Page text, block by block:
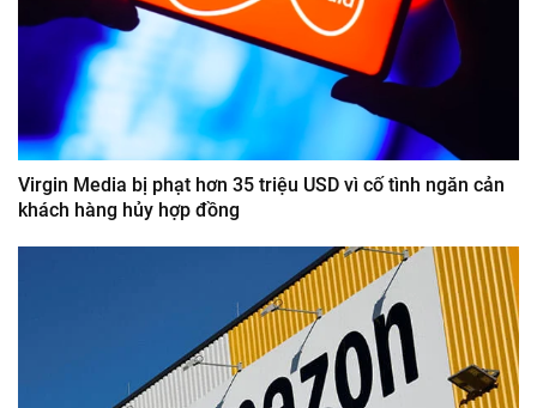
Virgin Media bị phạt hơn 35 triệu USD vì cố tình ngăn cản
khách hàng hủy hợp đồng